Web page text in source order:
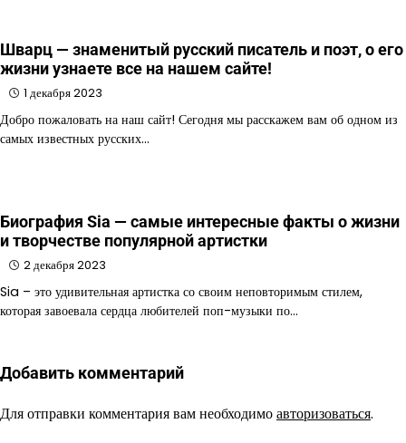
Шварц — знаменитый русский писатель и поэт, о его
жизни узнаете все на нашем сайте!
1 декабря 2023
Добро пожаловать на наш сайт! Сегодня мы расскажем вам об одном из
самых известных русских…
Биография Sia — самые интересные факты о жизни
и творчестве популярной артистки
2 декабря 2023
Sia – это удивительная артистка со своим неповторимым стилем,
которая завоевала сердца любителей поп-музыки по…
Добавить комментарий
Для отправки комментария вам необходимоавторизоваться.